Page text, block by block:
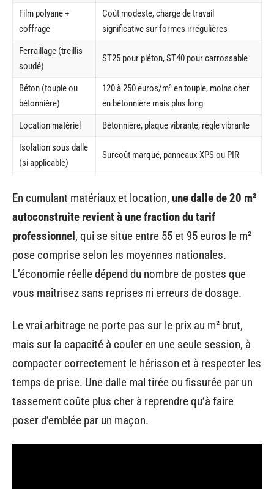
Film polyane +
coffrage
Coût modeste, charge de travail
significative sur formes irrégulières
Ferraillage (treillis
soudé)
ST25 pour piéton, ST40 pour carrossable
Béton (toupie ou
bétonnière)
120 à 250 euros/m³ en toupie, moins cher
en bétonnière mais plus long
Location matériel
Bétonnière, plaque vibrante, règle vibrante
Isolation sous dalle
(si applicable)
Surcoût marqué, panneaux XPS ou PIR
En cumulant matériaux et location, une dalle de 20 m²
autoconstruite revient à une fraction du tarif
professionnel, qui se situe entre 55 et 95 euros le m²
pose comprise selon les moyennes nationales.
L’économie réelle dépend du nombre de postes que
vous maîtrisez sans reprises ni erreurs de dosage.
Le vrai arbitrage ne porte pas sur le prix au m² brut,
mais sur la capacité à couler en une seule session, à
compacter correctement le hérisson et à respecter les
temps de prise. Une dalle mal tirée ou fissurée par un
tassement coûte plus cher à reprendre qu’à faire
poser d’emblée par un maçon.